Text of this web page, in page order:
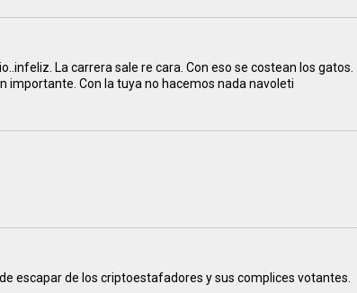
La carrera sale re cara. Con eso se costean los gatos.
importante. Con la tuya no hacemos nada navoleti
escapar de los criptoestafadores y sus complices votantes.